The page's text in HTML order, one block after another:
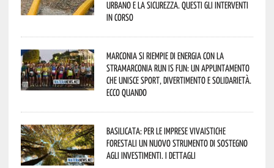
urbano e la sicurezza. Questi gli interventi
in corso
Marconia si riempie di energia con la
StraMarconia Run is Fun: un appuntamento
che unisce sport, divertimento e solidarietà.
Ecco quando
Basilicata: per le imprese vivaistiche
forestali un nuovo strumento di sostegno
agli investimenti. I dettagli